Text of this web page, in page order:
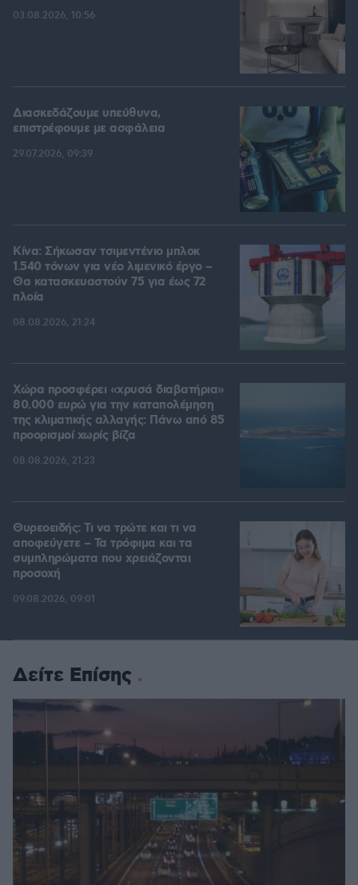
03.08.2026, 10:56
Διασκεδάζουμε υπεύθυνα,
επιστρέφουμε με ασφάλεια
29.07.2026, 09:39
Κίνα: Σήκωσαν τσιμεντένιο μπλοκ
1.540 τόνων για νέο λιμενικό έργο –
Θα κατασκευαστούν 75 για έως 72
πλοία
08.08.2026, 21:24
Χώρα προσφέρει «χρυσά διαβατήρια»
80.000 ευρώ για την καταπολέμηση
της κλιματικής αλλαγής: Πάνω από 85
προορισμοί χωρίς βίζα
08.08.2026, 21:23
Θυρεοειδής: Τι να τρώτε και τι να
αποφεύγετε – Τα τρόφιμα και τα
συμπληρώματα που χρειάζονται
προσοχή
09.08.2026, 09:01
Δείτε Επίσης